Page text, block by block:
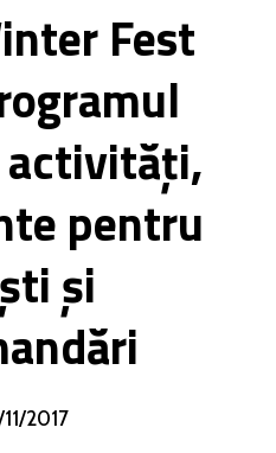
Fest
pentru
și
2017